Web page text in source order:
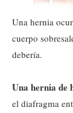
Una hernia
cuerpo
debería.
Una hernia de
el diafragma